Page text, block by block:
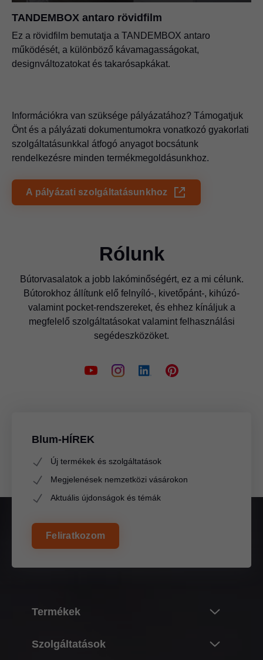
TANDEMBOX antaro rövidfilm
Ez a rövidfilm bemutatja a TANDEMBOX antaro
működését, a különböző kávamagasságokat,
designváltozatokat és takarósapkákat.
Információkra van szüksége pályázatához? Támogatjuk
Önt és a pályázati dokumentumokra vonatkozó gyakorlati
szolgáltatásunkkal átfogó anyagot bocsátunk
rendelkezésre minden termékmegoldásunkhoz.
A pályázati szolgáltatásunkhoz
Rólunk
Bútorvasalatok a jobb lakóminőségért, ez a mi célunk.
Bútorokhoz állítunk elő felnyíló-, kivetőpánt-, kihúzó-
valamint pocket-rendszereket, és ehhez kínáljuk a
megfelelő szolgáltatásokat valamint felhasználási
segédeszközöket.
Blum-HÍREK
Új termékek és szolgáltatások
Megjelenések nemzetközi vásárokon
Aktuális újdonságok és témák
Feliratkozom
Termékek
Szolgáltatások